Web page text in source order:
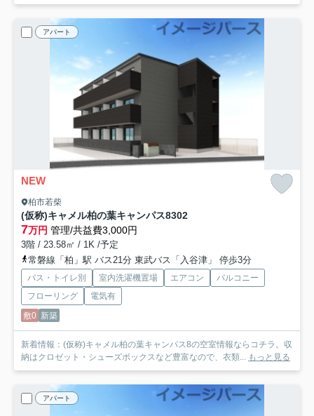
アパート
NEW
柏市若柴
(仮称)キャメル柏の葉キャンパス8302
7万円 管理/共益費3,000円
3階 / 23.58㎡ / 1K /予定
常磐線「柏」駅 バス21分 東武バス「入谷津」 停歩3分
バス・トイレ別 室内洗濯機置場 エアコン
バルコニー
フローリング
電気有
敷0 新築
新着情報：(仮称)キャメル柏の葉キャンパス8の空室情報ならコチラ。収
納はクロゼット・シューズボックスなど豊富なので、衣類...
もっと見る
アパート